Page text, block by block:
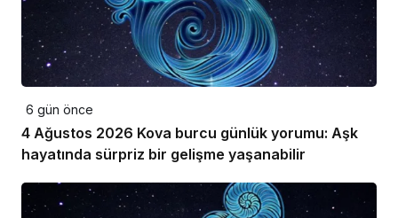
6 gün önce
4 Ağustos 2026 Kova burcu günlük yorumu: Aşk
hayatında sürpriz bir gelişme yaşanabilir